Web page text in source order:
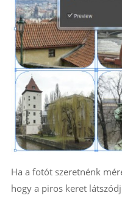
Ha a fotót szeretnénk
hogy a piros keret